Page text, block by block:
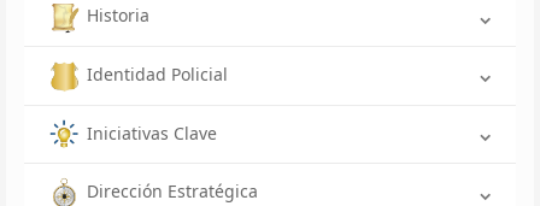
Historia
Identidad Policial
Iniciativas Clave
Dirección Estratégica